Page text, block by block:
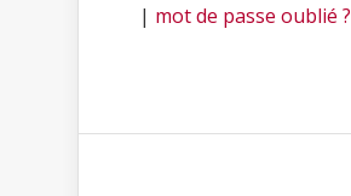
| mot de passe oublié ?